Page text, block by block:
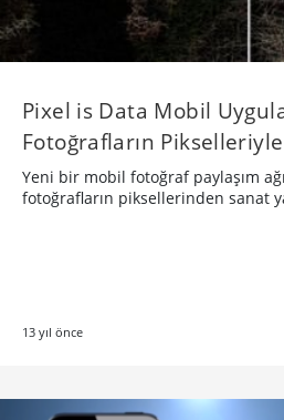
Pixel is Data Mobil
Fotoğrafların
Yeni bir mobil fotoğraf paylaşım
fotoğrafların piksellerinden sanat
13 yıl önce